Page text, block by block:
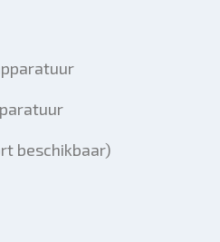
beschikbaar)